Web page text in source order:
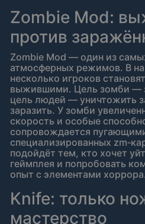
Zombie Mod:
против
Zombie Mod — один из
атмосферных режимов. В
несколько игроков
выжившими. Цель зомби —
цель людей — уничтожить
заразить. У зомби
скорость и особые
сопровождается
специализированных
подойдёт тем, кто хочет
геймплея и попробовать
опыт с элементами хоррора.
Knife: только
мастерство